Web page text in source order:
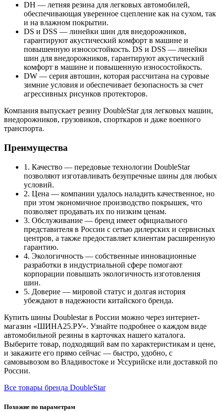
DH — летняя резина для легковых автомобилей,
обеспечивающая уверенное сцепление как на сухом, так
и на влажном покрытии.
DS и DSS — линейки шин для внедорожников,
гарантируют акустический комфорт в машине и
повышенную износостойкость. DS и DSS — линейки
шин для внедорожников, гарантируют акустический
комфорт в машине и повышенную износостойкость.
DW — серия автошин, которая рассчитана на суровые
зимние условия и обеспечивает безопасность за счет
агрессивных рисунков протекторов.
Компания выпускает резину DoubleStar для легковых машин,
внедорожников, грузовиков, спорткаров и даже военного
транспорта.
Преимущества
1. Качество — передовые технологии DoubleStar
позволяют изготавливать безупречные шины для любых
условий.
2. Цена — компании удалось наладить качественное, но
при этом экономичное производство покрышек, что
позволяет продавать их по низким ценам.
3. Обслуживание — бренд имеет официального
представителя в России с сетью дилерских и сервисных
центров, а также предоставляет клиентам расширенную
гарантию.
4. Экологичность — собственные инновационные
разработки в индустриальной сфере помогают
корпорации повышать экологичность изготовления
шин.
5. Доверие — мировой статус и долгая история
убеждают в надежности китайского бренда.
Купить шины Doublestar в России можно через интернет-
магазин «ШИНА25.РУ». Узнайте подробнее о каждом виде
автомобильной резины в карточках нашего каталога.
Выберите товар, подходящий вам по характеристикам и цене,
и закажите его прямо сейчас — быстро, удобно, с
самовывозом во Владивостоке и Уссурийске или доставкой по
России.
Все товары бренда DoubleStar
Похожие по параметрам